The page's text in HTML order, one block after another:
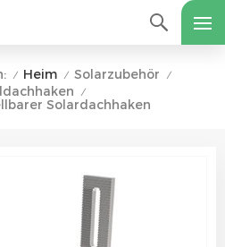
/ Heim / Solarzubehör /
/
Solardachhaken